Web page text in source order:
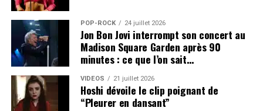
POP-ROCK 24 juillet 2026
Jon Bon Jovi interrompt son concert au
Madison Square Garden après 90
minutes : ce que l’on sait…
VIDEOS 21 juillet 2026
Hoshi dévoile le clip poignant de
“Pleurer en dansant”